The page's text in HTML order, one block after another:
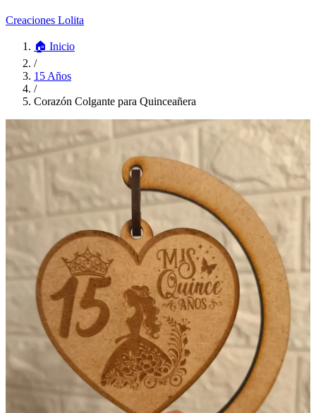
Creaciones Lolita
🏠 Inicio
/
15 Años
/
Corazón Colgante para Quinceañera